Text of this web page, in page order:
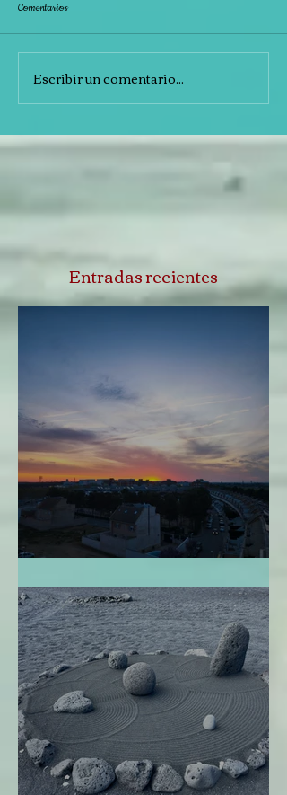
Comentarios
Escribir un comentario...
Entradas recientes